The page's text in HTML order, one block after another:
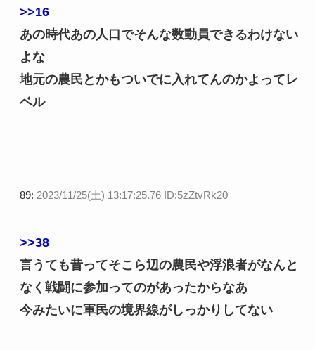
>>16
あの時代あの人口でそんな数動員できるわけない
よな
地元の農民とかもついでに入れてんのかよってレ
ベル
89: 2023/11/25(土) 13:17:25.76 ID:5zZtvRk20
>>38
言うても昔ってそこら辺の農民や浮浪者がなんと
なく戦闘に参加ってのがあったからなあ
今みたいに軍民の境界線がしっかりしてない